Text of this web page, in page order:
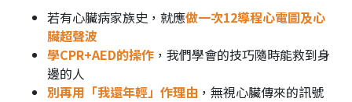
若有心臟病家族史，就應做一次12導程心電圖及心
臟超聲波
學CPR+AED的操作 ，我們學會的技巧隨時能救到身
邊的人
別再用「我還年輕」作理由 ，無視心臟傳來的訊號